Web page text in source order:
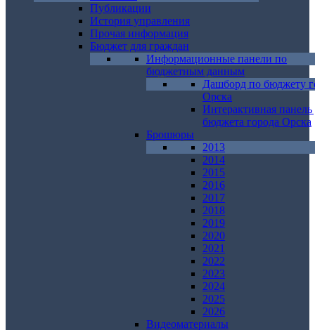
Публикации
История управления
Прочая информация
Бюджет для граждан
Информационные панели по
бюджетным данным
Дашборд по бюджету
Орска
Интерактивная панель
бюджета города Орска
Брошюры
2013
2014
2015
2016
2017
2018
2019
2020
2021
2022
2023
2024
2025
2026
Видеоматериалы